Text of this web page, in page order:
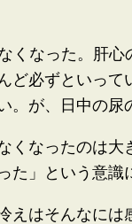
くなった。肝
必ずといっ
が、日中の尿
なったのは大
」という意識
はそんなに